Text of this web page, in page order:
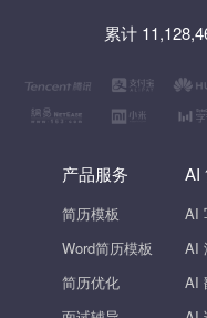
累计
产品服务
简历模板
Word简历模板
简历优化
AI
AI
AI
AI